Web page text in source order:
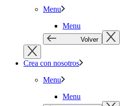
Menu
Menu
Volver
Crea con nosotros
Menu
Menu